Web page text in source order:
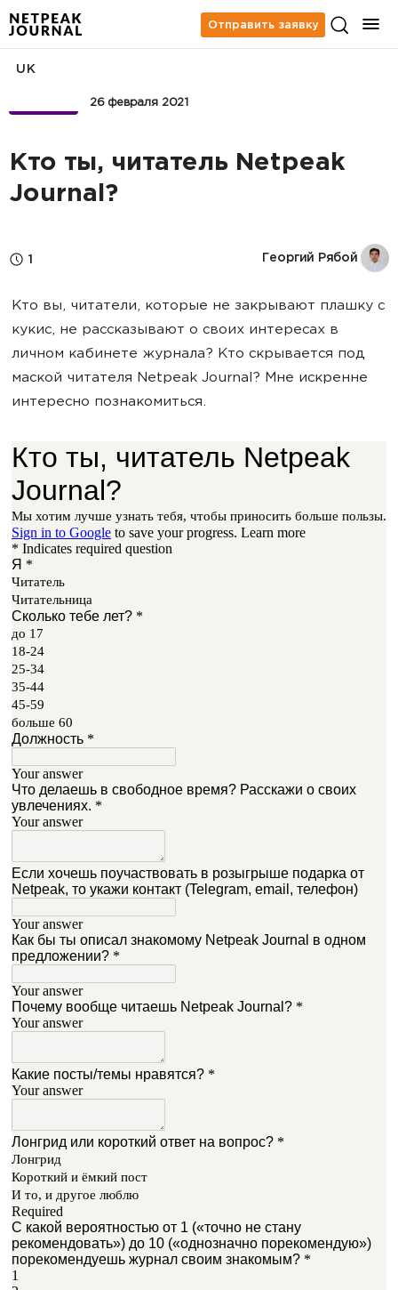
Отправить заявку
26 февраля 2021
UK
Кто ты, читатель Netpeak
Journal?
1 Георгий Рябой
Кто вы, читатели, которые не закрывают плашку с
кукис, не рассказывают о своих интересах в
личном кабинете журнала? Кто скрывается под
маской читателя Netpeak Journal? Мне искренне
интересно познакомиться.